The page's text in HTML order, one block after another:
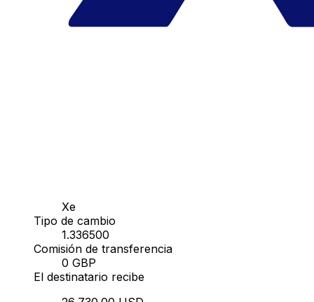
Xe
Tipo de cambio
1.336500
Comisión de transferencia
0 GBP
El destinatario recibe